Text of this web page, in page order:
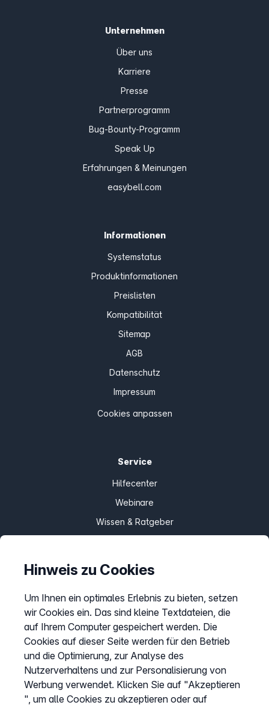
Unternehmen
Über uns
Karriere
Presse
Partnerprogramm
Bug-Bounty-Programm
Speak Up
Erfahrungen & Meinungen
easybell.com
Informationen
Systemstatus
Produktinformationen
Preislisten
Kompatibilität
Sitemap
AGB
Datenschutz
Impressum
Cookies anpassen
Service
Hilfecenter
Webinare
Wissen & Ratgeber
Kündigung
Kundenportal Login
Vertrag widerrufen
Easybell-App
Anleitung
Hinweis zu Cookies
Um Ihnen ein optimales Erlebnis zu bieten, setzen
wir Cookies ein. Das sind kleine Textdateien, die
auf Ihrem Computer gespeichert werden. Die
Cookies auf dieser Seite werden für den Betrieb
und die Optimierung, zur Analyse des
Nutzerverhaltens und zur Personalisierung von
Werbung verwendet. Klicken Sie auf "Akzeptieren
", um alle Cookies zu akzeptieren oder auf